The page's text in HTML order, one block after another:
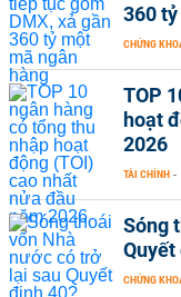
360
CHỨNG
TOP
hoạt
2026
TÀI CHÍNH -
Sóng
Quyết
CHỨNG